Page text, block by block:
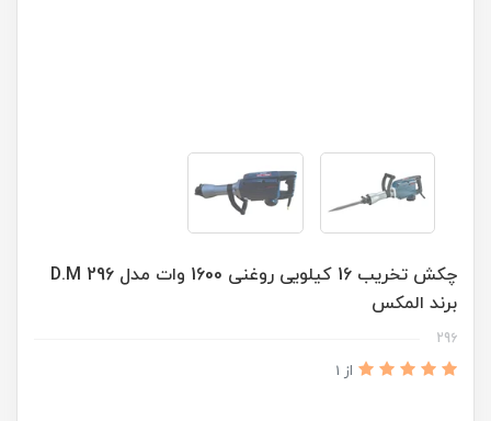
چکش تخریب 16 کیلویی روغنی 1600 وات مدل 296 D.M
برند المکس
296
از 1